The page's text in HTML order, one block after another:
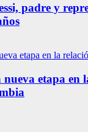
padre y
nueva etapa en